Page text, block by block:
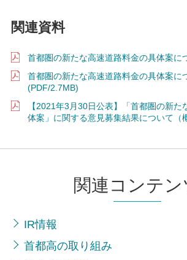
関連資料
首都圏の新たな高速道路料金の具体案に
首都圏の新たな高速道路料金の具体案に
(PDF/2.7MB)
【2021年3月30日公表】「首都圏の新た
体案」に関する意見募集結果について（
関連コンテン
IR情報
首都高の取り組み